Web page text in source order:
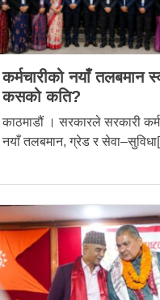
कर्मचारीको नयाँ तलबमान
कसको कति?
काठमाडौं । सरकारले सरकारी
नयाँ तलबमान, ग्रेड र